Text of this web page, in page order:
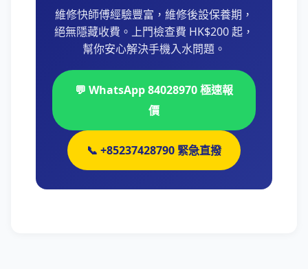
維修快師傅經驗豐富，維修後設保養期，
絕無隱藏收費。上門檢查費 HK$200 起，
幫你安心解決手機入水問題。
💬 WhatsApp 84028970 極速報
價
📞 +85237428790 緊急直撥